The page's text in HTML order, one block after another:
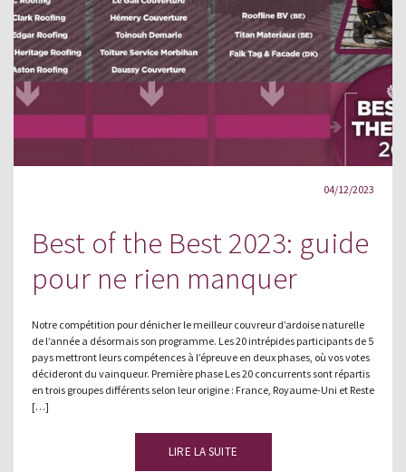
04/12/2023
Best of the Best 2023: guide
pour ne rien manquer
Notre compétition pour dénicher le meilleur couvreur d’ardoise naturelle
de l’année a désormais son programme. Les 20 intrépides participants de 5
pays mettront leurs compétences à l’épreuve en deux phases, où vos votes
décideront du vainqueur. Première phase Les 20 concurrents sont répartis
en trois groupes différents selon leur origine : France, Royaume-Uni et Reste
[…]
LIRE LA SUITE